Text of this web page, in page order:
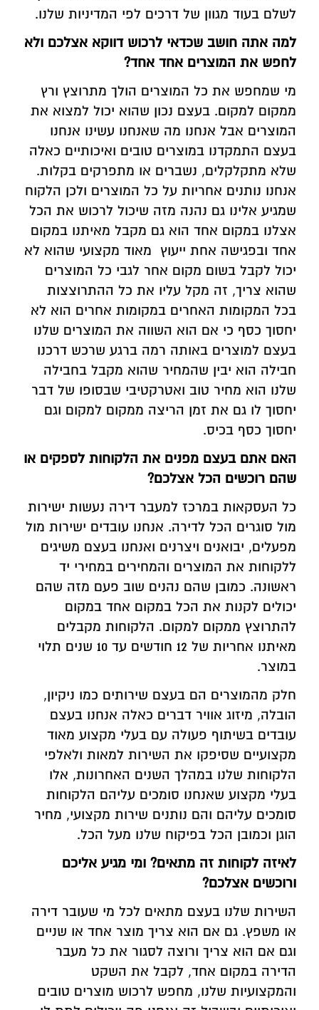
לשלם בעוד מגוון של דרכים לפי המדיניות שלנו.
למה אתה חושב שכדאי לרכוש דווקא אצלכם ולא
לחפש את המוצרים אחד אחד?
מי שמחפש את כל המוצרים הולך מתרוצץ ורץ
ממקום למקום. בעצם נכון שהוא יכול למצוא את
המוצרים אבל אנחנו מה שאנחנו עשינו אנחנו
בעצם התמקדנו במוצרים טובים ואיכותיים כאלה
שלא מתקלקלים, נשברים או מתפרקים בקלות.
אנחנו נותנים אחריות על כל המוצרים ולכן הלקוח
שמגיע אלינו גם נהנה מזה שיכול לרכוש את הכל
אצלנו במקום אחד הוא גם מקבל מאיתנו במקום
אחד ובפגישה אחת ייעוץ מאוד מקצועי שהוא לא
יכול לקבל בשום מקום אחר לגבי כל המוצרים
שהוא צריך, זה מקל עליו את כל ההתרוצצות
בכל המקומות האחרים במקומות אחרים הוא לא
יחסוך כסף כי אם הוא השווה את המוצרים שלנו
בעצם למוצרים באותה רמה ברגע שרכש דרכנו
חבילה הוא יבין שהמחיר שהוא מקבל בחבילה
שלנו הוא מחיר טוב ואטרקטיבי שבסופו של דבר
יחסוך לו גם את זמן הריצה ממקום למקום וגם
יחסוך כסף בכיס.
האם אתם בעצם מפנים את הלקוחות לספקים או
שהם רוכשים הכל אצלכם?
כל העסקאות במרכז למעבר דירה נעשות ישירות
מול סוגרים הכל לדירה. אנחנו עובדים ישירות מול
מפעלים, יבואנים ויצרנים ואנחנו בעצם משיגים
ללקוחות את המוצרים והמחירים במחירי יד
ראשונה. כמובן שהם נהנים שוב פעם מזה שהם
יכולים לקנות את הכל במקום אחד במקום
להתרוצץ ממקום למקום. הלקוחות מקבלים
מאיתנו אחריות של 12 חודשים עד 10 שנים תלוי
במוצר.
חלק מהמוצרים הם בעצם שירותים כמו ניקיון,
הובלה, מיזוג אוויר דברים כאלה אנחנו בעצם
עובדים בשיתוף פעולה עם בעלי מקצוע מאוד
מקצועיים שסיפקו את השירות למאות ולאלפי
הלקוחות שלנו במהלך השנים האחרונות, אלו
בעלי מקצוע שאנחנו סומכים עליהם הלקוחות
סומכים עליהם והם נותנים שירות מקצועי, מחיר
הוגן וכמובן הכל בפיקוח שלנו מעל הכל.
לאיזה לקוחות זה מתאים? ומי מגיע אליכם
ורוכשים אצלכם?
השירות שלנו בעצם מתאים לכל מי שעובר דירה
או משפץ. גם אם הוא צריך מוצר אחד או שניים
וגם אם הוא צריך ורוצה לסגור את כל מעבר
הדירה במקום אחד, לקבל את השקט
והמקצועיות שלנו, מחפש לרכוש מוצרים טובים